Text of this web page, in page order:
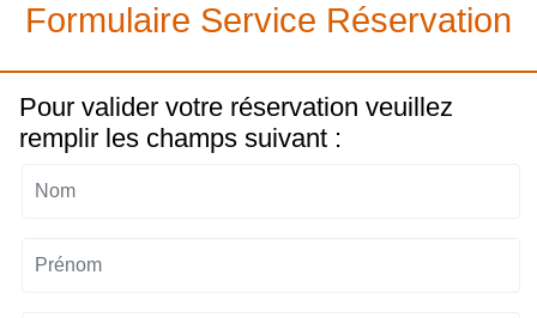
Formulaire Service Réservation
Pour valider votre réservation veuillez
remplir les champs suivant :